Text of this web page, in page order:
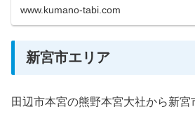
www.kumano-tabi.com
新宮市エリア
田辺市本宮の熊野本宮大社から新